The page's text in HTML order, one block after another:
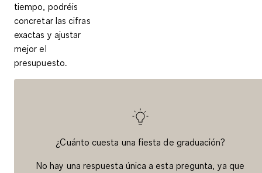
tiempo, podréis
concretar las cifras
exactas y ajustar
mejor el
presupuesto.
¿Cuánto cuesta una fiesta de graduación?
No hay una respuesta única a esta pregunta, ya que